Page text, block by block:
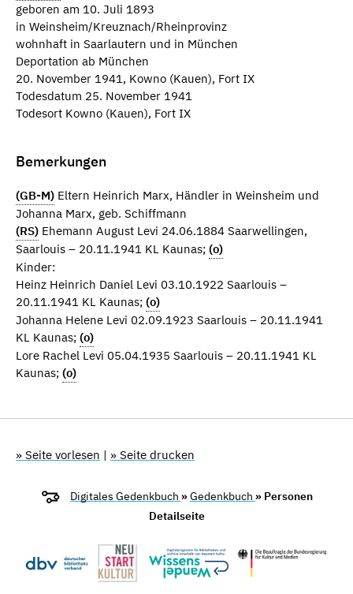
geboren am 10. Juli 1893
in Weinsheim/Kreuznach/Rheinprovinz
wohnhaft in Saarlautern und in München
Deportation ab München
20. November 1941, Kowno (Kauen), Fort IX
Todesdatum 25. November 1941
Todesort Kowno (Kauen), Fort IX
Bemerkungen
(GB-M) Eltern Heinrich Marx, Händler in Weinsheim und
Johanna Marx, geb. Schiffmann
(RS) Ehemann August Levi 24.06.1884 Saarwellingen,
Saarlouis – 20.11.1941 KL Kaunas; (o)
Kinder:
Heinz Heinrich Daniel Levi 03.10.1922 Saarlouis –
20.11.1941 KL Kaunas; (o)
Johanna Helene Levi 02.09.1923 Saarlouis – 20.11.1941
KL Kaunas; (o)
Lore Rachel Levi 05.04.1935 Saarlouis – 20.11.1941 KL
Kaunas; (o)
» Seite vorlesen | » Seite drucken
Digitales Gedenkbuch »Gedenkbuch » Personen
Detailseite